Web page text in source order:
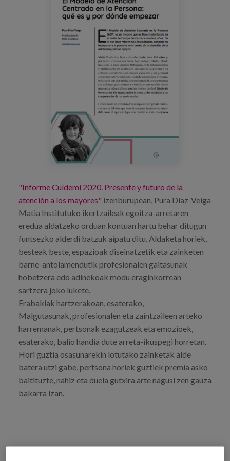
Egizu lan gurekin
"Informe Cuídemi 2020. Presente y futuro de la
atención a los mayores" izenburupean, Pura Diaz-Veiga
Matia Institutuko ikertzaileak egoitza-arretaren
eredua aldatzeko orduan kontuan hartu behar ditugun
funtsezko alderdi batzuk aipatu ditu. Aldaketa horiek,
besteak beste, espazioak diseinatzetik eta zainketen
barne-antolamendutik profesionalen gaitasunak
hobetzera edo adinekoak modu eraginkorrean
sartzera joko lukete.
Erabakiak hartzerakoan, esaterako,
Malgutasunak, profesionalen eta zaintzaileen arteko
harremanak, pertsonak ezagutzeak eta emozioek,
esaterako, balio handia dute arreta-ikuspegi horretan.
Hori guztia osasunarekin lotutako zainketak alde
batera utzi gabe, pertsona horiek guztiek premia asko
baitituzte, nahiz eta duela gutxira arte nagusi zen gauza
bakarra izan.